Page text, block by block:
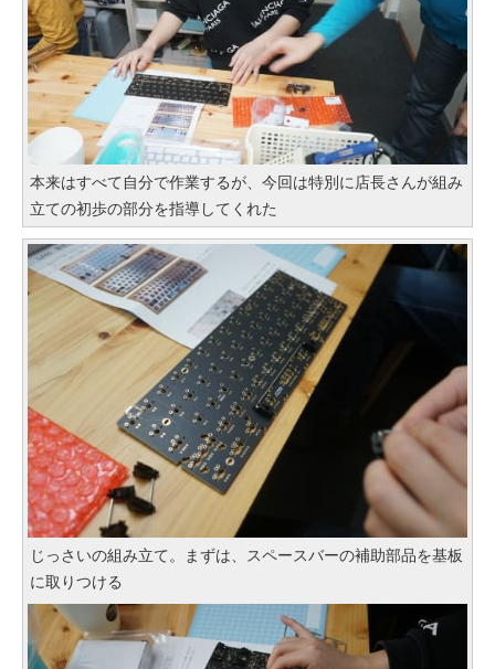
本来はすべて自分で作業するが、今回は特別に店長さんが組み
立ての初歩の部分を指導してくれた
じっさいの組み立て。まずは、スペースバーの補助部品を基板
に取りつける